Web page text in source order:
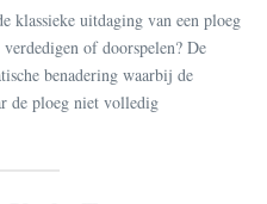
klassieke uitdaging van een ploeg
of doorspelen? De
benadering waarbij de
de ploeg niet volledig